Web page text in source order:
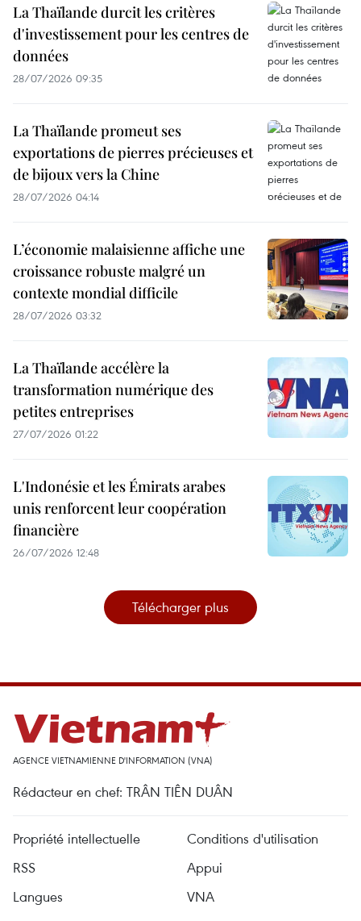
La Thaïlande durcit les critères
d'investissement pour les centres de
données
28/07/2026 09:35
La Thaïlande promeut ses
exportations de pierres précieuses et
de bijoux vers la Chine
28/07/2026 04:14
L’économie malaisienne affiche une
croissance robuste malgré un
contexte mondial difficile
28/07/2026 03:32
La Thaïlande accélère la
transformation numérique des
petites entreprises
27/07/2026 01:22
L'Indonésie et les Émirats arabes
unis renforcent leur coopération
financière
26/07/2026 12:48
Télécharger plus
AGENCE VIETNAMIENNE D'INFORMATION (VNA)
Rédacteur en chef: TRÂN TIÊN DUÂN
Propriété intellectuelle
Conditions d'utilisation
RSS
Appui
Langues
VNA